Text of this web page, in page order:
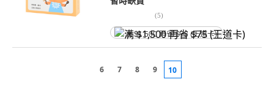
(5)
满 $1,500 再省 $75 (王道卡)
6 7 8 9 10